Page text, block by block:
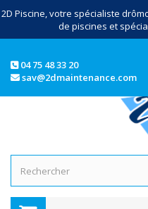
2D Piscine, votre spécialiste
de piscines et
04 75 48 33 20
sav@2dmaintenance.com